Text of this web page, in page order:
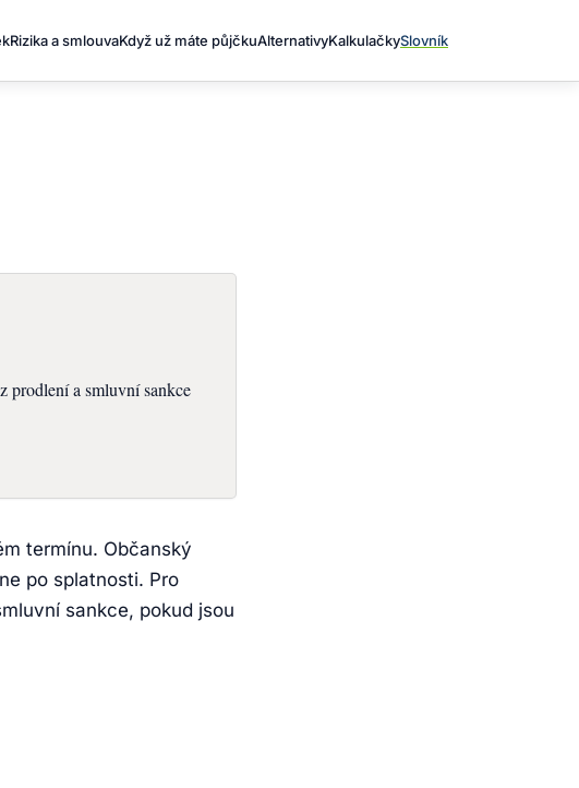
Rizika a smlouvaKdyž už máte půjčkuAlternativyKalkulačkySlovník
prodlení a smluvní sankce
termínu. Občanský
po splatnosti. Pro
sankce, pokud jsou